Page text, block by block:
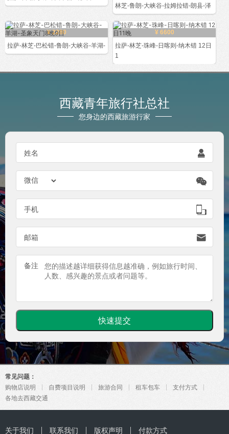
林芝-鲁朗-大峡谷-拉姆拉错-朗县-泽
¥ 2280
拉萨-林芝-巴松错-鲁朗-大峡谷-羊湖-
¥ 6600
拉萨-林芝-珠峰-日喀则-纳木错 12日
1
西藏青年旅行社总社
您身边的西藏旅游行家
姓名 

手机 
邮箱 
备注
常见问题：
购物店说明
自费项目说明 旅游合同 租车包车
支付方式
各地去西藏交通
关于我们 联系我们 版权声明 付款方式